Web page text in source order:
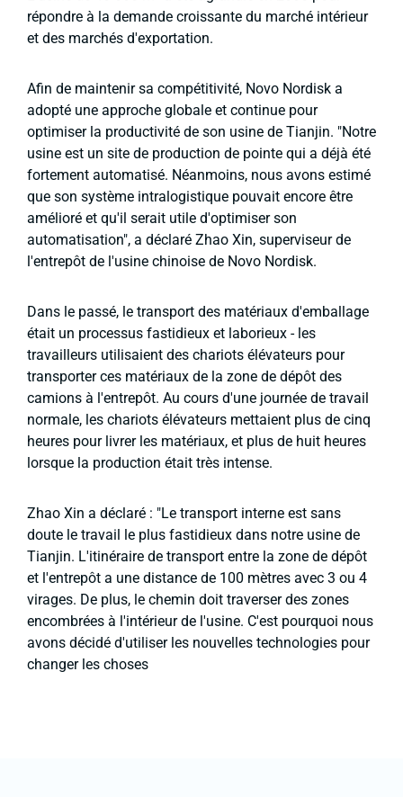
répondre à la demande croissante du marché intérieur
et des marchés d'exportation.
Afin de maintenir sa compétitivité, Novo Nordisk a
adopté une approche globale et continue pour
optimiser la productivité de son usine de Tianjin. "Notre
usine est un site de production de pointe qui a déjà été
fortement automatisé. Néanmoins, nous avons estimé
que son système intralogistique pouvait encore être
amélioré et qu'il serait utile d'optimiser son
automatisation", a déclaré Zhao Xin, superviseur de
l'entrepôt de l'usine chinoise de Novo Nordisk.
Dans le passé, le transport des matériaux d'emballage
était un processus fastidieux et laborieux - les
travailleurs utilisaient des chariots élévateurs pour
transporter ces matériaux de la zone de dépôt des
camions à l'entrepôt. Au cours d'une journée de travail
normale, les chariots élévateurs mettaient plus de cinq
heures pour livrer les matériaux, et plus de huit heures
lorsque la production était très intense.
Zhao Xin a déclaré : "Le transport interne est sans
doute le travail le plus fastidieux dans notre usine de
Tianjin. L'itinéraire de transport entre la zone de dépôt
et l'entrepôt a une distance de 100 mètres avec 3 ou 4
virages. De plus, le chemin doit traverser des zones
encombrées à l'intérieur de l'usine. C'est pourquoi nous
avons décidé d'utiliser les nouvelles technologies pour
changer les choses